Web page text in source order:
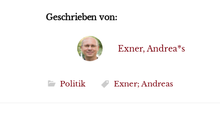
Geschrieben von:
Exner, Andrea*s
Politik Exner; Andreas